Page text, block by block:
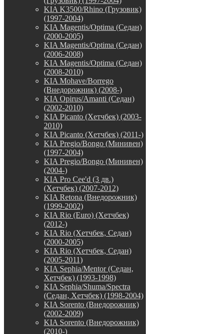
KIA K3500/Rhino (Грузовик)
(1997-2004)
KIA Magentis/Optima (Седан)
(2000-2005)
KIA Magentis/Optima (Седан)
(2006-2008)
KIA Magentis/Optima (Седан)
(2008-2010)
KIA Mohave/Borrego
(Внедорожник) (2008-)
KIA Opirus/Amanti (Седан)
(2002-2010)
KIA Picanto (Хетчбек) (2003-
2010)
KIA Picanto (Хетчбек) (2011-)
KIA Pregio/Bongo (Минивен)
(1997-2004)
KIA Pregio/Bongo (Минивен)
(2004-)
KIA Pro Cee'd (3 дв.)
(Хетчбек) (2007-2012)
KIA Retona (Внедорожник)
(1999-2002)
KIA Rio (Euro) (Хетчбек)
(2012-)
KIA Rio (Хетчбек, Седан)
(2000-2005)
KIA Rio (Хетчбек, Седан)
(2005-2011)
KIA Sephia/Mentor (Седан,
Хетчбек) (1993-1998)
KIA Sephia/Shuma/Spectra
(Седан, Хетчбек) (1998-2004)
KIA Sorento (Внедорожник)
(2002-2009)
KIA Sorento (Внедорожник)
(2010-)